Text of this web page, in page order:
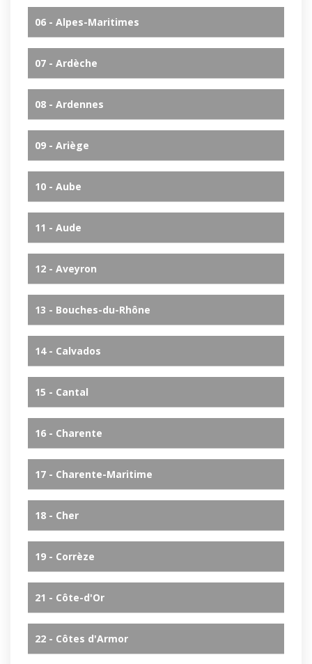
06 - Alpes-Maritimes
07 - Ardèche
08 - Ardennes
09 - Ariège
10 - Aube
11 - Aude
12 - Aveyron
13 - Bouches-du-Rhône
14 - Calvados
15 - Cantal
16 - Charente
17 - Charente-Maritime
18 - Cher
19 - Corrèze
21 - Côte-d'Or
22 - Côtes d'Armor